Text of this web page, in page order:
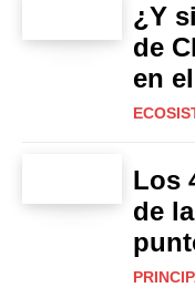
¿Y
de
en
Los
de